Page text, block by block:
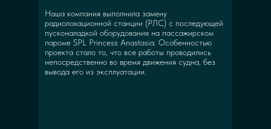
Наша компания выполнила замену
радиолокационной станции (РЛС) с последующей
пусконаладкой оборудования на пассажирском
пароме SPL Princess Anastasia. Особенностью
проекта стало то, что все работы проводились
непосредственно во время движения судна, без
вывода его из эксплуатации.